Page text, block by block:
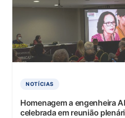
NOTÍCIAS
Homenagem a engenheira
celebrada em reunião